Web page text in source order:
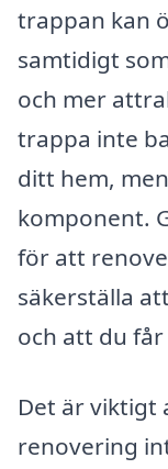
trappan kan
samtidigt
och mer
trappa inte
ditt hem,
komponent.
för att
säkerställa
och att du
Det är viktigt
renovering